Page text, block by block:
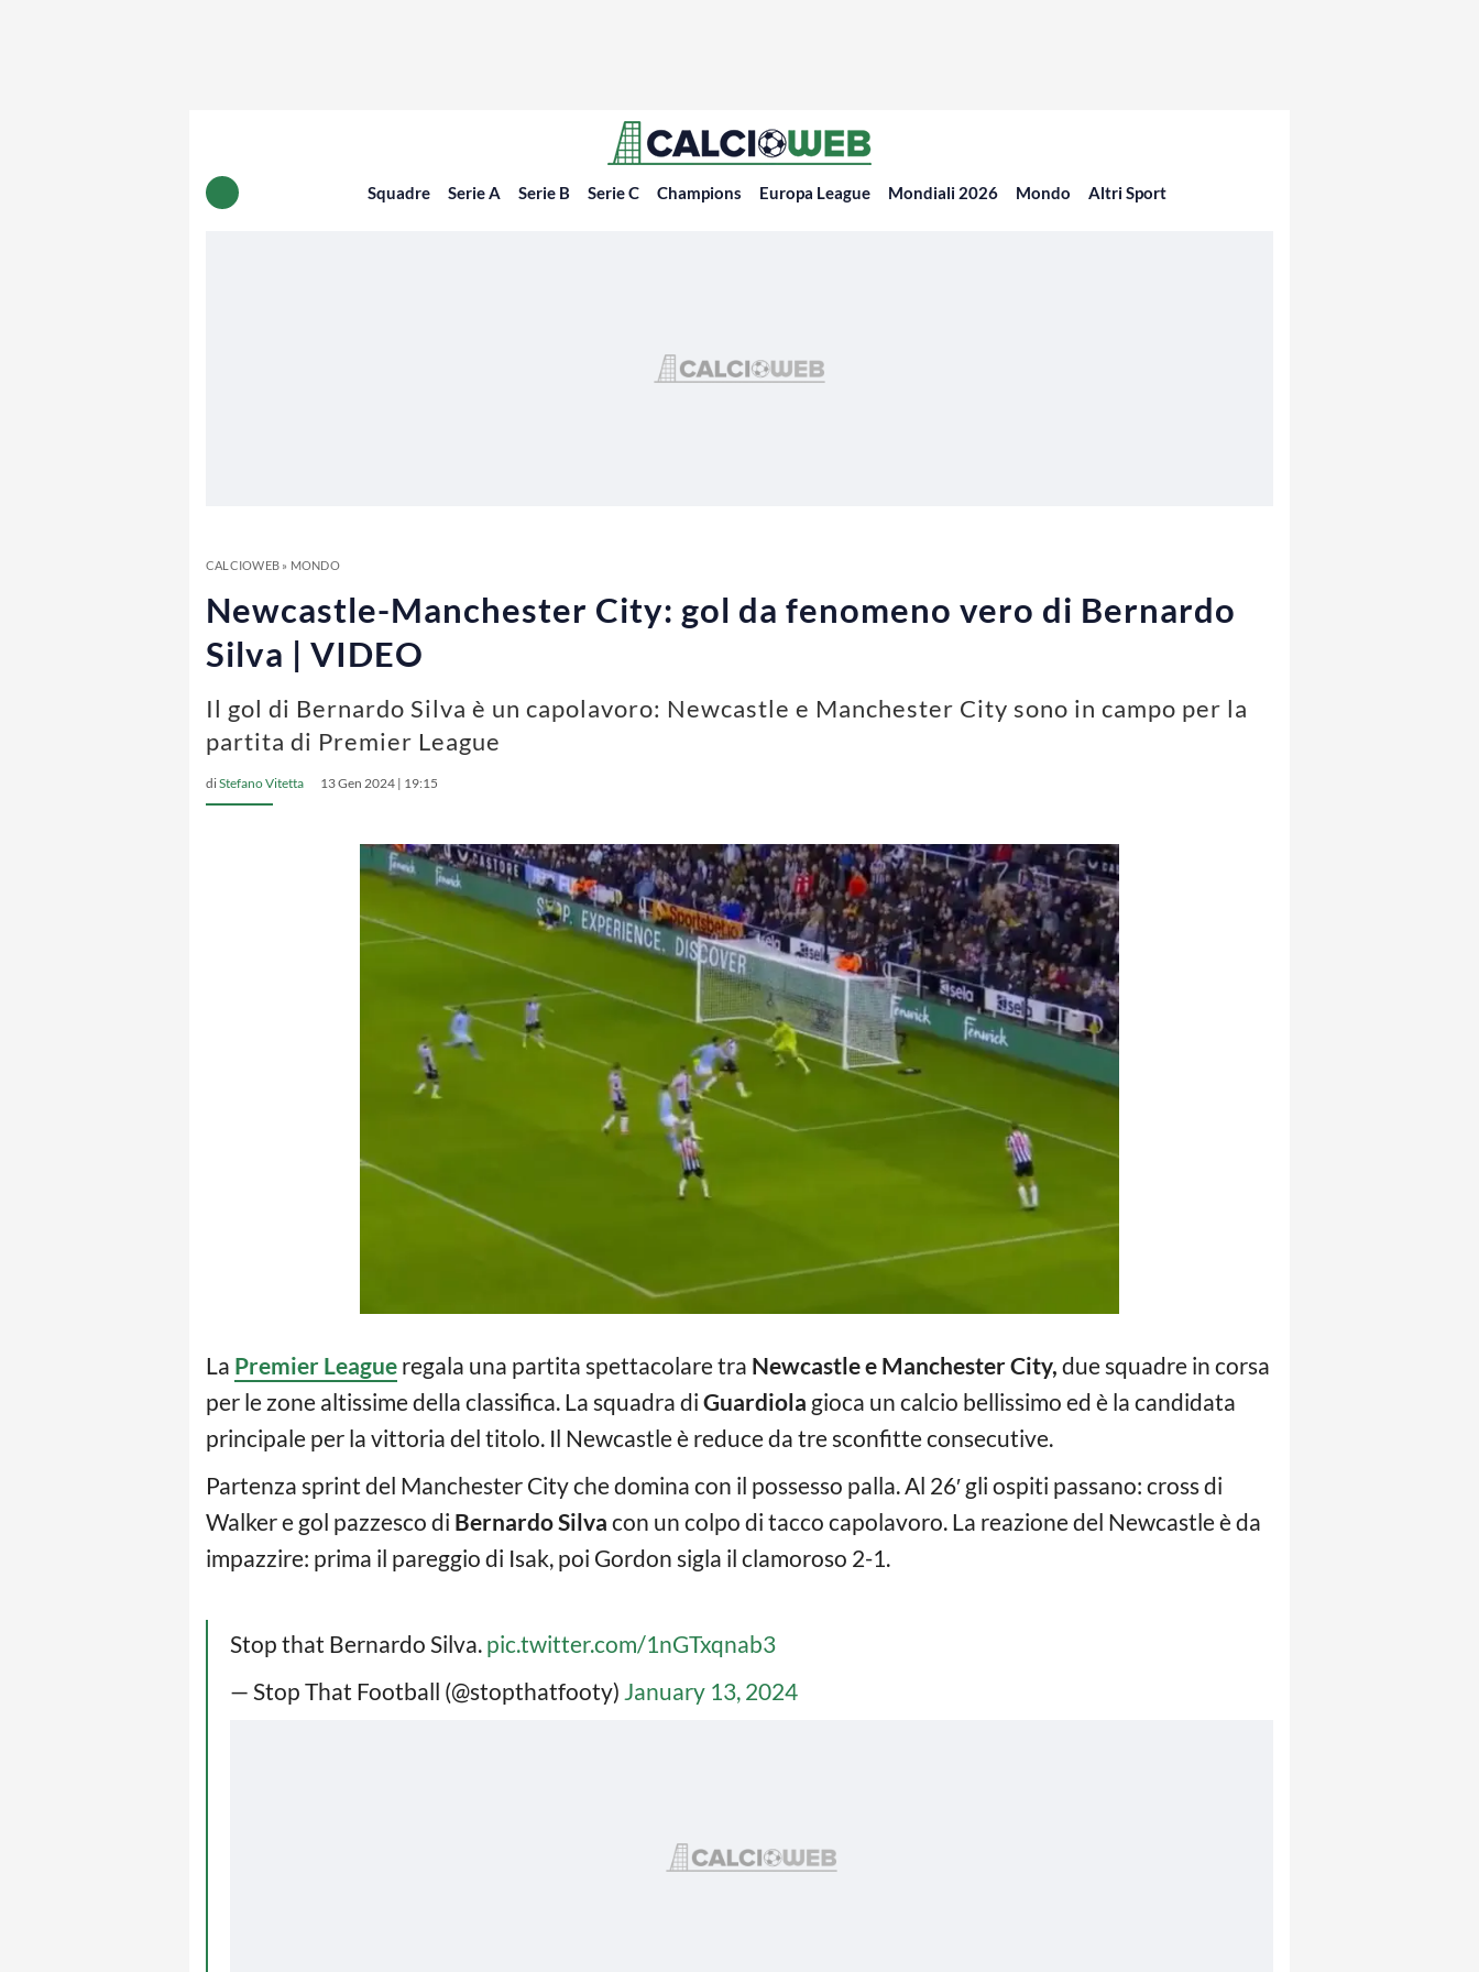
Squadre Serie A Serie B Serie C Champions Europa League Mondiali 2026 Mondo Altri Sport
CALCIOWEB» MONDO
Newcastle-Manchester City: gol da fenomeno vero di Bernardo
Silva | VIDEO
Il gol di Bernardo Silva è un capolavoro: Newcastle e Manchester City sono in campo per la
partita di Premier League
diStefano Vitetta 13 Gen 2024 | 19:15
La Premier League regala una partita spettacolare tra Newcastle e Manchester City, due squadre in corsa
per le zone altissime della classifica. La squadra di Guardiola gioca un calcio bellissimo ed è la candidata
principale per la vittoria del titolo. Il Newcastle è reduce da tre sconfitte consecutive.
Partenza sprint del Manchester City che domina con il possesso palla. Al 26′ gli ospiti passano: cross di
Walker e gol pazzesco di Bernardo Silva con un colpo di tacco capolavoro. La reazione del Newcastle è da
impazzire: prima il pareggio di Isak, poi Gordon sigla il clamoroso 2-1.
Stop that Bernardo Silva. pic.twitter.com/1nGTxqnab3
— Stop That Football (@stopthatfooty) January 13, 2024